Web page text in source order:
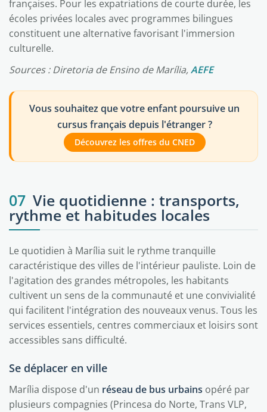
françaises. Pour les expatriations de courte durée, les
écoles privées locales avec programmes bilingues
constituent une alternative favorisant l'immersion
culturelle.
Sources : Diretoria de Ensino de Marília,AEFE
Vous souhaitez que votre enfant poursuive un
cursus français depuis l'étranger ?
Découvrez les offres du CNED
07 Vie quotidienne : transports,
rythme et habitudes locales
Le quotidien à Marília suit le rythme tranquille
caractéristique des villes de l'intérieur pauliste. Loin de
l'agitation des grandes métropoles, les habitants
cultivent un sens de la communauté et une convivialité
qui facilitent l'intégration des nouveaux venus. Tous les
services essentiels, centres commerciaux et loisirs sont
accessibles sans difficulté.
Se déplacer en ville
Marília dispose d'un réseau de bus urbains opéré par
plusieurs compagnies (Princesa do Norte, Trans VLP,